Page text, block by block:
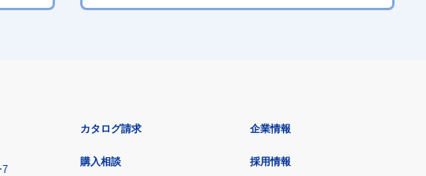
7
カタログ請求
購入相談
企業情報
採用情報